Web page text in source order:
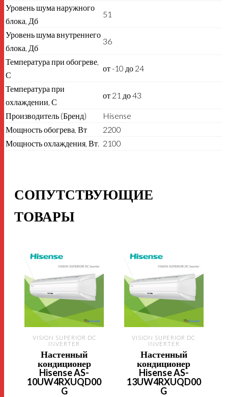
Уровень шума наружного
блока, Дб
51
Уровень шума внутреннего
блока, Дб
36
Температура при обогреве,
С
от -10 до 24
Температура при
охлаждении, С
от 21 до 43
Производитель (Бренд)
Hisense
Мощность обогрева, Вт
2200
Мощность охлаждения, Вт. 2100
СОПУТСТВУЮЩИЕ
ТОВАРЫ
VISION SUPERIOR DC
INVERTER
Настенный
кондиционер
Hisense AS-
10UW4RXUQD00
G
VISION SUPERIOR DC
INVERTER
Настенный
кондиционер
Hisense AS-
13UW4RXUQD00
G